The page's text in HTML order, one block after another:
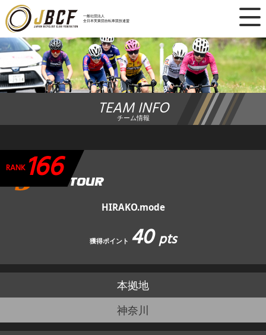
一般社団法人
全日本実業団自転車競技連盟
×
ニュース
レース日程
ランキング
競技ガイド
加盟・登録
エントリー
JBCF ROAD SERIESとは
TEAM INFO
チーム情報
HIRAKO.mode
獲得ポイント 40pts
RANK 166
本拠地
神奈川